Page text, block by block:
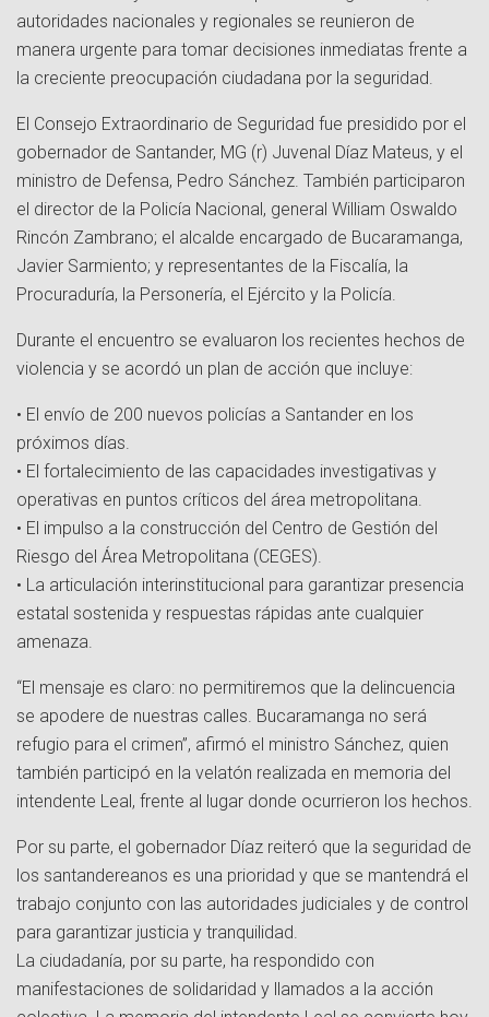
autoridades nacionales y regionales se reunieron de
manera urgente para tomar decisiones inmediatas frente a
la creciente preocupación ciudadana por la seguridad.
El Consejo Extraordinario de Seguridad fue presidido por el
gobernador de Santander, MG (r) Juvenal Díaz Mateus, y el
ministro de Defensa, Pedro Sánchez. También participaron
el director de la Policía Nacional, general William Oswaldo
Rincón Zambrano; el alcalde encargado de Bucaramanga,
Javier Sarmiento; y representantes de la Fiscalía, la
Procuraduría, la Personería, el Ejército y la Policía.
Durante el encuentro se evaluaron los recientes hechos de
violencia y se acordó un plan de acción que incluye:
• El envío de 200 nuevos policías a Santander en los
próximos días.
• El fortalecimiento de las capacidades investigativas y
operativas en puntos críticos del área metropolitana.
• El impulso a la construcción del Centro de Gestión del
Riesgo del Área Metropolitana (CEGES).
• La articulación interinstitucional para garantizar presencia
estatal sostenida y respuestas rápidas ante cualquier
amenaza.
“El mensaje es claro: no permitiremos que la delincuencia
se apodere de nuestras calles. Bucaramanga no será
refugio para el crimen”, afirmó el ministro Sánchez, quien
también participó en la velatón realizada en memoria del
intendente Leal, frente al lugar donde ocurrieron los hechos.
Por su parte, el gobernador Díaz reiteró que la seguridad de
los santandereanos es una prioridad y que se mantendrá el
trabajo conjunto con las autoridades judiciales y de control
para garantizar justicia y tranquilidad.
La ciudadanía, por su parte, ha respondido con
manifestaciones de solidaridad y llamados a la acción